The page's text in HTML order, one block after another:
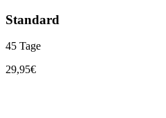
Standard
45 Tage
29,95€